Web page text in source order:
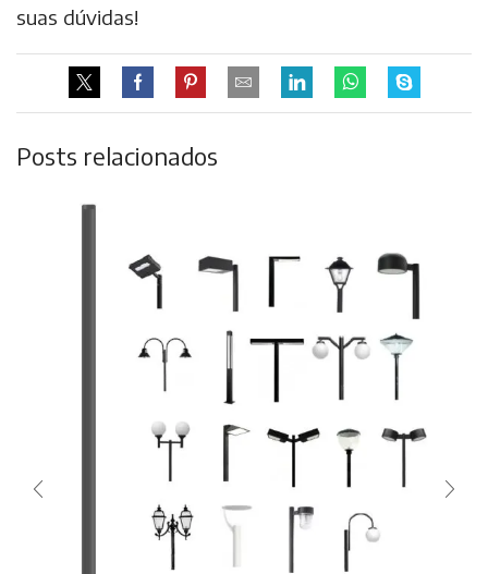
suas dúvidas!
Posts relacionados